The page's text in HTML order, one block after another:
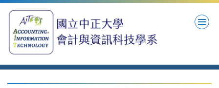
到
區